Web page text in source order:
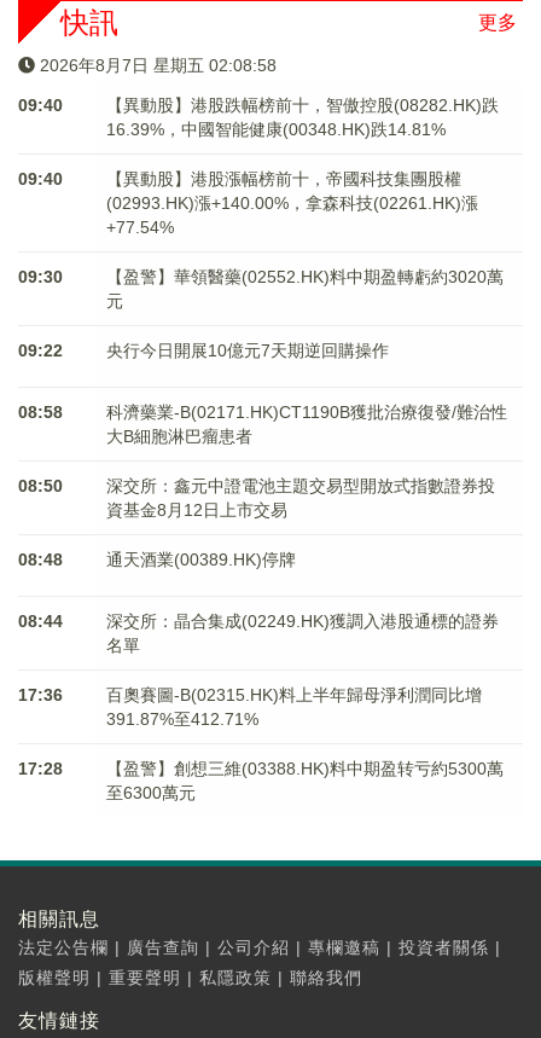
更多
快訊
2026年8月7日 星期五 02:08:58
09:40
【異動股】港股跌幅榜前十，智傲控股(08282.HK)跌
16.39%，中國智能健康(00348.HK)跌14.81%
09:40
【異動股】港股漲幅榜前十，帝國科技集團股權
(02993.HK)漲+140.00%，拿森科技(02261.HK)漲
+77.54%
09:30
【盈警】華領醫藥(02552.HK)料中期盈轉虧約3020萬
元
09:22 央行今日開展10億元7天期逆回購操作
08:58
科濟藥業-B(02171.HK)CT1190B獲批治療復發/難治性
大B細胞淋巴瘤患者
08:50
深交所：鑫元中證電池主題交易型開放式指數證券投
資基金8月12日上市交易
08:48 通天酒業(00389.HK)停牌
08:44
深交所：晶合集成(02249.HK)獲調入港股通標的證券
名單
17:36
百奧賽圖-B(02315.HK)料上半年歸母淨利潤同比增
391.87%至412.71%
17:28
【盈警】創想三維(03388.HK)料中期盈转亏約5300萬
至6300萬元
相關訊息
法定公告欄 | 廣告查詢 | 公司介紹 | 專欄邀稿 | 投資者關係 |
版權聲明 | 重要聲明 | 私隱政策 | 聯絡我們
友情鏈接